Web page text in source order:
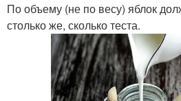
По объему (не по весу) яблок
столько же, сколько теста.